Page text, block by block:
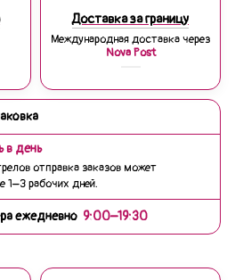
Доставка за границу
Международная доставка через
Nova Post
в день
отправка заказов может
1–3 рабочих дней.
ежедневно 9:00–19:30